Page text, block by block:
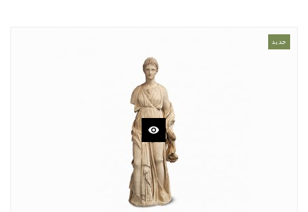
جديد